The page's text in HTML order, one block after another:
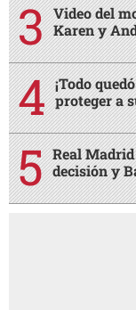
Video del
Karen y
¡Todo
proteger a
Real
decisión y